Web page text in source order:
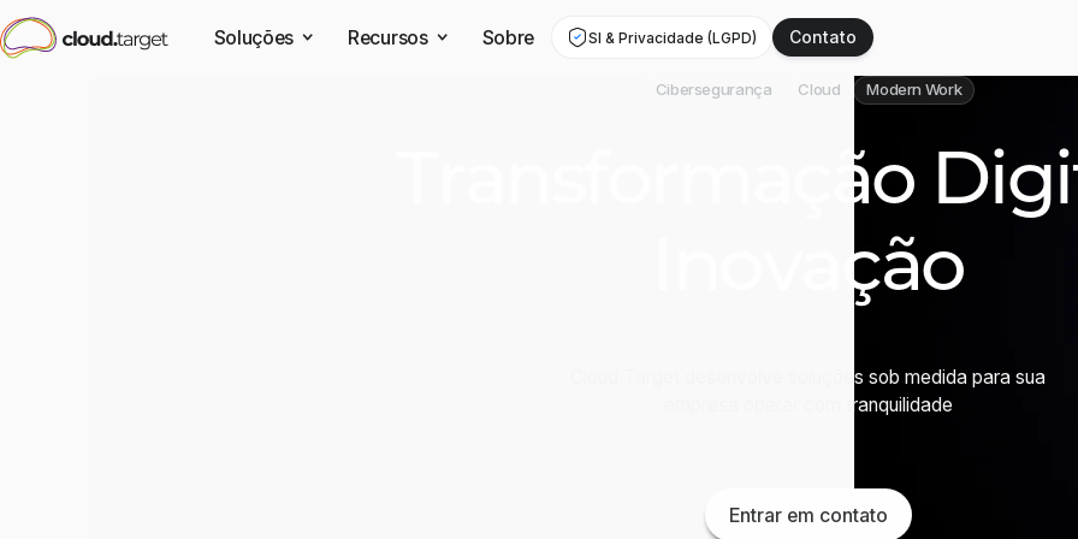
Soluções Recursos Sobre SI & Privacidade (LGPD) Contato
Contato
Cibersegurança Cloud Modern Work
Transformação
Inovação
Cloud Target desenvolve soluções sob medida para sua
empresa operar com tranquilidade
Entrar em contato
Entrar em contato